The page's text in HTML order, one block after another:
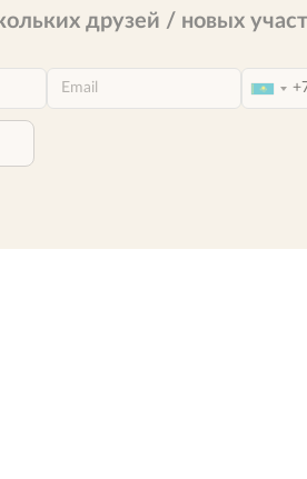
друзей / новых